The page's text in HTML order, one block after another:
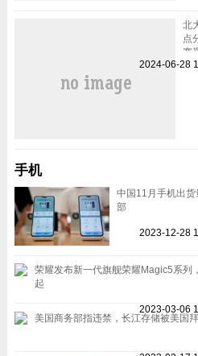
北
点
赛
2024-06-28
手机
中国11月手机出
部
2023-12-28
荣耀发布新一代旗舰荣耀Magic5系列
起
2023-03-06
美国商务部指违禁，长江存储被美国